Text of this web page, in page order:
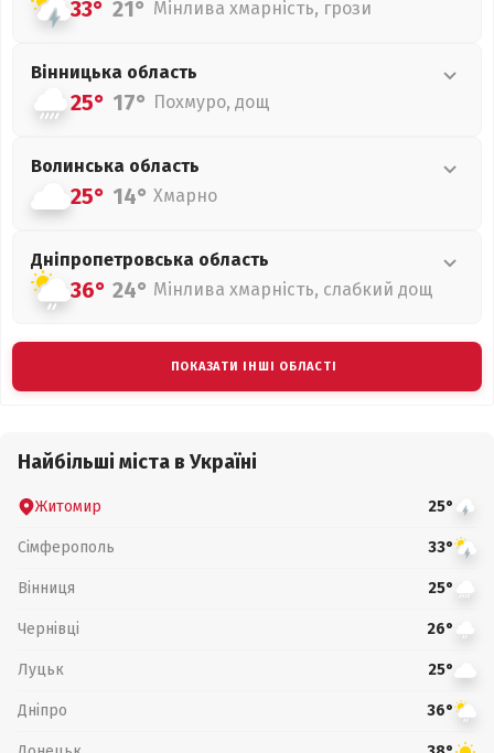
33° 21° Мінлива хмарність, грози
Вінницька область
25° 17° Похмуро, дощ
Волинська область
25° 14° Хмарно
Дніпропетровська область
36° 24° Мінлива хмарність, слабкий дощ
ПОКАЗАТИ ІНШІ ОБЛАСТІ
Найбільші міста в Україні
Житомир 25°
Сімферополь 33°
Вінниця 25°
Чернівці 26°
Луцьк 25°
Дніпро 36°